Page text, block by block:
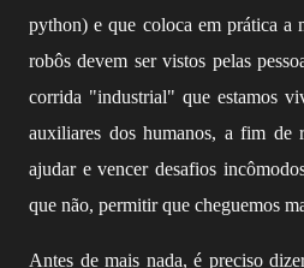
python) e que coloca em prática a
robôs devem ser vistos pelas
corrida "industrial" que estamos
auxiliares dos humanos, a fim de
ajudar e vencer desafios
que não, permitir que cheguemos
Antes de mais nada, é preciso